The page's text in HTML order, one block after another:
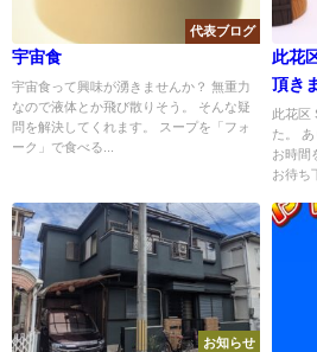
代表ブログ
宇宙食
宇宙食って興味が湧きませんか？ 無重力
なので液体とか飛び散りそう。 そんな疑
問を解決してくれます。 スープを「フォ
ーク」で食べる...
此花
頂き
此花区
た。
お時間
お待ち
お知らせ